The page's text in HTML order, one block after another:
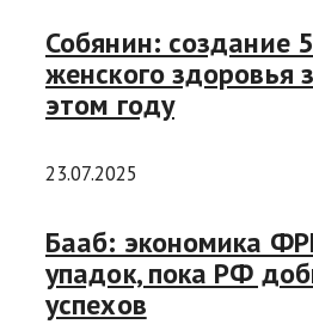
Собянин: создание
женского здоровья
этом году
23.07.2025
Бааб: экономика
упадок, пока РФ
успехов